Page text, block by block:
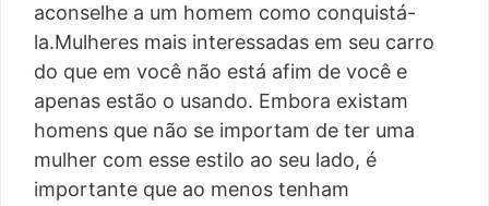
aconselhe a um homem como conquistá-
la.Mulheres mais interessadas em seu carro
do que em você não está afim de você e
apenas estão o usando. Embora existam
homens que não se importam de ter uma
mulher com esse estilo ao seu lado, é
importante que ao menos tenham